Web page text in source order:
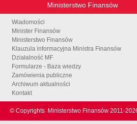
Ministerstwo Finansów
Wiadomości
Minister Finansów
Ministerstwo Finansów
Klauzula informacyjna Ministra Finansów
Działalność MF
Formularze - Baza wiedzy
Zamówienia publiczne
Archiwum aktualności
Kontakt
© Copyrights Ministerstwo Finansów 2011-